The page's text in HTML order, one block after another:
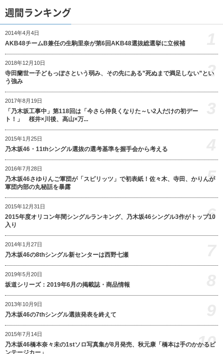
週間ランキング
2014年4月4日
AKB48チームB兼任の生駒里奈が第6回AKB48選抜総選挙に立候補
2018年12月10日
寺田蘭世ー子どもっぽさという弱み、その先にある”死ぬまで満足しない”とい
う強み
2
2017年8月19日
「乃木坂工事中」第118回は「今さら仲良くなりた～い2人だけの初デー
ト！」 桜井×川後、高山×万...
2015年1月25日
乃木坂46・11thシングル選抜の選考基準を握手会から考える
2016年7月28日
乃木坂46さゆりんご軍団が「スピリッツ」で初表紙！佐々木、寺田、かりんが
軍団内部の丸秘話を暴露
5
2015年12月31日
2015年度オリコン年間シングルランキング、乃木坂46シングル3作がトップ10
入り
6
2014年1月27日
乃木坂46の8thシングル新センターは西野七瀬
2019年5月20日
坂道シリーズ：2019年6月の掲載誌・商品情報
2013年10月9日
乃木坂46の7thシングル選抜発表を終えて
2015年7月14日
乃木坂46橋本奈々未の1stソロ写真集が8月発売、秋元康「橋本は手のかかるビ
ンテージカー」
10